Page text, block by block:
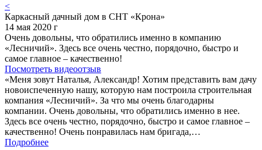
<
Каркасный дачный дом в СНТ «Крона»
14 мая 2020 г
Очень довольны, что обратились именно в компанию
«Лесничий». Здесь все очень честно, порядочно, быстро и
самое главное – качественно!
Посмотреть видеоотзыв
«Меня зовут Наталья, Александр! Хотим представить вам дачу
новоиспеченную нашу, которую нам построила строительная
компания «Лесничий». За что мы очень благодарны
компании. Очень довольны, что обратились именно в нее.
Здесь все очень честно, порядочно, быстро и самое главное –
качественно! Очень понравилась нам бригада,…
Подробнее